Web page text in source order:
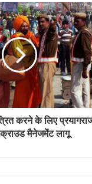
करने के लिए
मैनेजमेंट लागू